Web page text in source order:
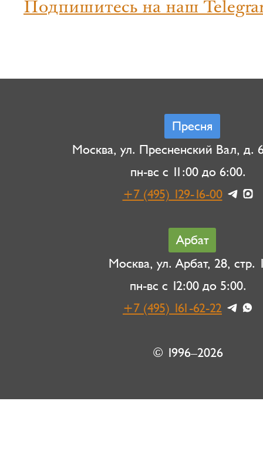
Подпишитесь на наш
Пресня
Москва, ул. Пресненский Вал, д.
пн-вс с 11:00 до 6:00.
+7 (495) 129-16-00
Арбат
Москва, ул. Арбат, 28, стр.
пн-вс с 12:00 до 5:00.
+7 (495) 161-62-22
© 1996–2026